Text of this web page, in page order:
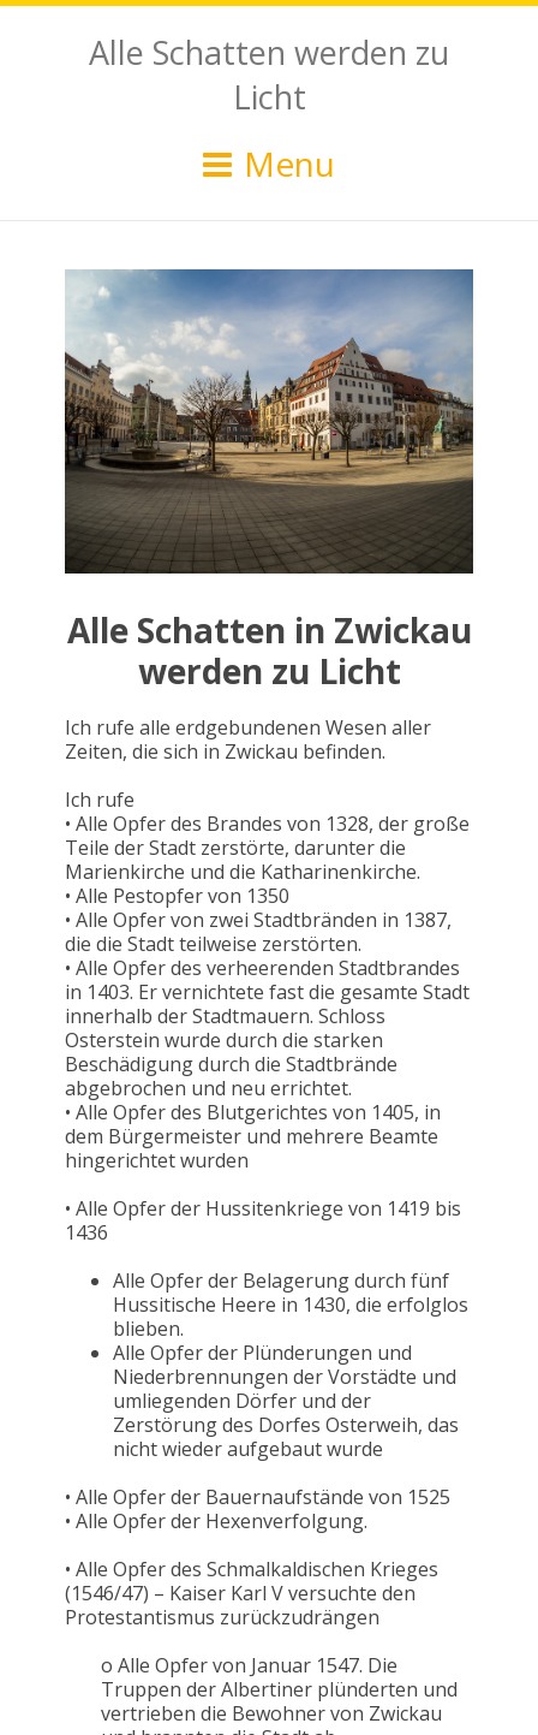
Alle Schatten werden zu
Licht
Menu
Alle Schatten in Zwickau
werden zu Licht
Ich rufe alle erdgebundenen Wesen aller
Zeiten, die sich in Zwickau befinden.
Ich rufe
• Alle Opfer des Brandes von 1328, der große
Teile der Stadt zerstörte, darunter die
Marienkirche und die Katharinenkirche.
• Alle Pestopfer von 1350
• Alle Opfer von zwei Stadtbränden in 1387,
die die Stadt teilweise zerstörten.
• Alle Opfer des verheerenden Stadtbrandes
in 1403. Er vernichtete fast die gesamte Stadt
innerhalb der Stadtmauern. Schloss
Osterstein wurde durch die starken
Beschädigung durch die Stadtbrände
abgebrochen und neu errichtet.
• Alle Opfer des Blutgerichtes von 1405, in
dem Bürgermeister und mehrere Beamte
hingerichtet wurden
• Alle Opfer der Hussitenkriege von 1419 bis
1436
Alle Opfer der Belagerung durch fünf
Hussitische Heere in 1430, die erfolglos
blieben.
Alle Opfer der Plünderungen und
Niederbrennungen der Vorstädte und
umliegenden Dörfer und der
Zerstörung des Dorfes Osterweih, das
nicht wieder aufgebaut wurde
• Alle Opfer der Bauernaufstände von 1525
• Alle Opfer der Hexenverfolgung.
• Alle Opfer des Schmalkaldischen Krieges
(1546/47) – Kaiser Karl V versuchte den
Protestantismus zurückzudrängen
o Alle Opfer von Januar 1547. Die
Truppen der Albertiner plünderten und
vertrieben die Bewohner von Zwickau